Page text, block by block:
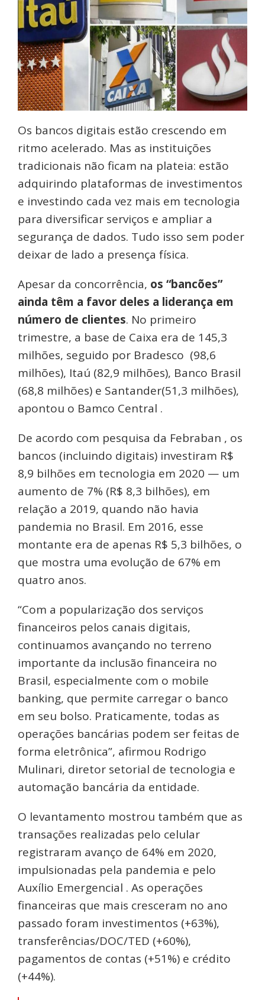
Os bancos digitais estão crescendo em
ritmo acelerado. Mas as instituições
tradicionais não ficam na plateia: estão
adquirindo plataformas de investimentos
e investindo cada vez mais em tecnologia
para diversificar serviços e ampliar a
segurança de dados. Tudo isso sem poder
deixar de lado a presença física.
Apesar da concorrência, os “bancões”
ainda têm a favor deles a liderança em
número de clientes. No primeiro
trimestre, a base de Caixa era de 145,3
milhões, seguido por Bradesco (98,6
milhões), Itaú (82,9 milhões), Banco Brasil
(68,8 milhões) e Santander(51,3 milhões),
apontou o Bamco Central .
De acordo com pesquisa da Febraban , os
bancos (incluindo digitais) investiram R$
8,9 bilhões em tecnologia em 2020 — um
aumento de 7% (R$ 8,3 bilhões), em
relação a 2019, quando não havia
pandemia no Brasil. Em 2016, esse
montante era de apenas R$ 5,3 bilhões, o
que mostra uma evolução de 67% em
quatro anos.
“Com a popularização dos serviços
financeiros pelos canais digitais,
continuamos avançando no terreno
importante da inclusão financeira no
Brasil, especialmente com o mobile
banking, que permite carregar o banco
em seu bolso. Praticamente, todas as
operações bancárias podem ser feitas de
forma eletrônica”, afirmou Rodrigo
Mulinari, diretor setorial de tecnologia e
automação bancária da entidade.
O levantamento mostrou também que as
transações realizadas pelo celular
registraram avanço de 64% em 2020,
impulsionadas pela pandemia e pelo
Auxílio Emergencial . As operações
financeiras que mais cresceram no ano
passado foram investimentos (+63%),
transferências/DOC/TED (+60%),
pagamentos de contas (+51%) e crédito
(+44%).